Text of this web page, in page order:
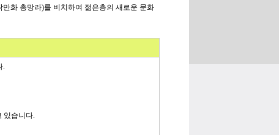
화 총망라)를 비치하여 젊은층의 새로운 문화
.
있습니다.